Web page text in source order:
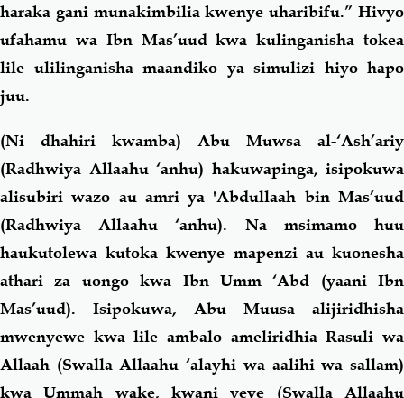
haraka gani munakimbilia kwenye uharibifu.” Hivyo
ufahamu wa Ibn Mas’uud kwa kulinganisha tokea
lile ulilinganisha maandiko ya simulizi hiyo hapo
juu.
(Ni dhahiri kwamba) Abu Muwsa al-‘Ash’ariy
(Radhwiya Allaahu ‘anhu) hakuwapinga, isipokuwa
alisubiri wazo au amri ya 'Abdullaah bin Mas’uud
(Radhwiya Allaahu ‘anhu). Na msimamo huu
haukutolewa kutoka kwenye mapenzi au kuonesha
athari za uongo kwa Ibn Umm ‘Abd (yaani Ibn
Mas’uud). Isipokuwa, Abu Muusa alijiridhisha
mwenyewe kwa lile ambalo ameliridhia Rasuli wa
Allaah (Swalla Allaahu ‘alayhi wa aalihi wa sallam)
kwa Ummah wake, kwani yeye (Swalla Allaahu